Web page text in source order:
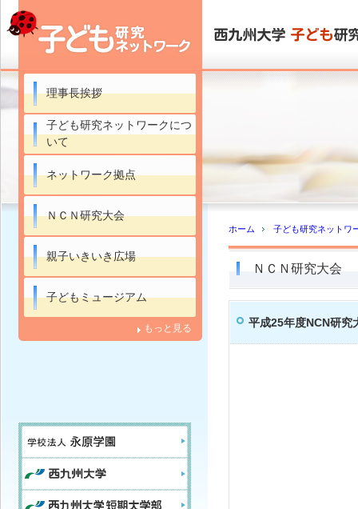
理事長挨拶
子ども研究ネットワークにつ
いて
ネットワーク拠点
ＮＣＮ研究大会
親子いきいき広場
子どもミュージアム
もっと見る
ホーム 子ども研究ネットワ
ＮＣＮ研究大会
平成25年度NCN研究